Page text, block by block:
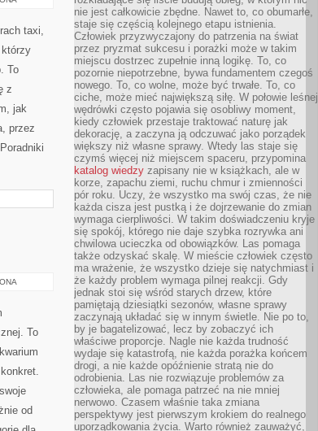
taxi,
którzy
To
z
jak
przez
To
od
nie jest całkowicie zbędne. Nawet to, co obumarłe,
staje się częścią kolejnego etapu istnienia.
Człowiek przyzwyczajony do patrzenia na świat
przez pryzmat sukcesu i porażki może w takim
miejscu dostrzec zupełnie inną logikę. To, co
pozornie niepotrzebne, bywa fundamentem czegoś
nowego. To, co wolne, może być trwałe. To, co
ciche, może mieć największą siłę. W połowie leśnej
wędrówki często pojawia się osobliwy moment,
kiedy człowiek przestaje traktować naturę jak
dekorację, a zaczyna ją odczuwać jako porządek
większy niż własne sprawy. Wtedy las staje się
czymś więcej niż miejscem spaceru, przypomina
katalog wiedzy zapisany nie w książkach, ale w
korze, zapachu ziemi, ruchu chmur i zmienności
pór roku. Uczy, że wszystko ma swój czas, że nie
każda cisza jest pustką i że dojrzewanie do zmian
wymaga cierpliwości. W takim doświadczeniu kryje
się spokój, którego nie daje szybka rozrywka ani
chwilowa ucieczka od obowiązków. Las pomaga
także odzyskać skalę. W mieście człowiek często
ma wrażenie, że wszystko dzieje się natychmiast i
że każdy problem wymaga pilnej reakcji. Gdy
jednak stoi się wśród starych drzew, które
pamiętają dziesiątki sezonów, własne sprawy
zaczynają układać się w innym świetle. Nie po to,
by je bagatelizować, lecz by zobaczyć ich
właściwe proporcje. Nagle nie każda trudność
wydaje się katastrofą, nie każda porażka końcem
drogi, a nie każde opóźnienie stratą nie do
odrobienia. Las nie rozwiązuje problemów za
człowieka, ale pomaga patrzeć na nie mniej
nerwowo. Czasem właśnie taka zmiana
perspektywy jest pierwszym krokiem do realnego
uporządkowania życia. Warto również zauważyć,